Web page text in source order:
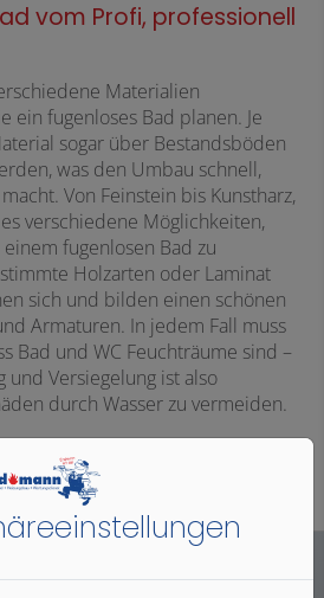
vom Profi, professionell
Materialien
ein fugenloses Bad planen. Je
sogar über Bestandsböden
was den Umbau schnell,
Von Feinstein bis Kunstharz,
verschiedene Möglichkeiten,
fugenlosen Bad zu
Holzarten oder Laminat
sich und bilden einen schönen
Armaturen. In jedem Fall muss
Bad und WC Feuchträume sind –
und Versiegelung ist also
durch Wasser zu vermeiden.